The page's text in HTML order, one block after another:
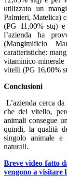
utilizzato un
Palmieri, Matelica)
(PG 11,00% stq)
l’azienda ha
(Mangimificio
caratteristiche:
vitaminico-
vitelli (PG 16,00%
Conclusioni
L’azienda cerca
che del vitello,
animali consegue
quindi, la qualità
singolo animale e
naturali.
Breve video fatto
vengono a visitare